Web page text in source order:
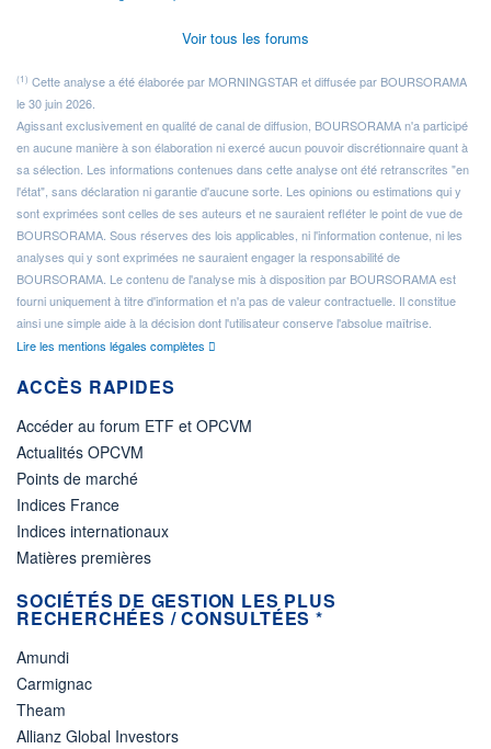
Voir tous les forums
(1) Cette analyse a été élaborée par MORNINGSTAR et diffusée par BOURSORAMA
le 30 juin 2026.
Agissant exclusivement en qualité de canal de diffusion, BOURSORAMA n'a participé
en aucune manière à son élaboration ni exercé aucun pouvoir discrétionnaire quant à
sa sélection. Les informations contenues dans cette analyse ont été retranscrites "en
l'état", sans déclaration ni garantie d'aucune sorte. Les opinions ou estimations qui y
sont exprimées sont celles de ses auteurs et ne sauraient refléter le point de vue de
BOURSORAMA. Sous réserves des lois applicables, ni l'information contenue, ni les
analyses qui y sont exprimées ne sauraient engager la responsabilité de
BOURSORAMA. Le contenu de l'analyse mis à disposition par BOURSORAMA est
fourni uniquement à titre d'information et n'a pas de valeur contractuelle. Il constitue
ainsi une simple aide à la décision dont l'utilisateur conserve l'absolue maîtrise.
Lire les mentions légales complètes
ACCÈS RAPIDES
Accéder au forum ETF et OPCVM
Actualités OPCVM
Points de marché
Indices France
Indices internationaux
Matières premières
SOCIÉTÉS DE GESTION LES PLUS
RECHERCHÉES / CONSULTÉES *
Amundi
Carmignac
Theam
Allianz Global Investors